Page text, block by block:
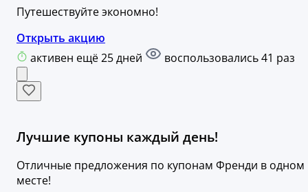
Путешествуйте экономно!
Открыть акцию
активен ещё 25 дней
воспользовались 41 раз
Лучшие купоны каждый день!
Отличные предложения по купонам Френди в одном
месте!